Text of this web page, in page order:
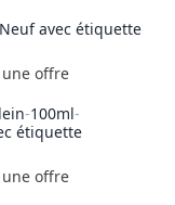
Neuf avec étiquette
offre
-100ml-
étiquette
offre